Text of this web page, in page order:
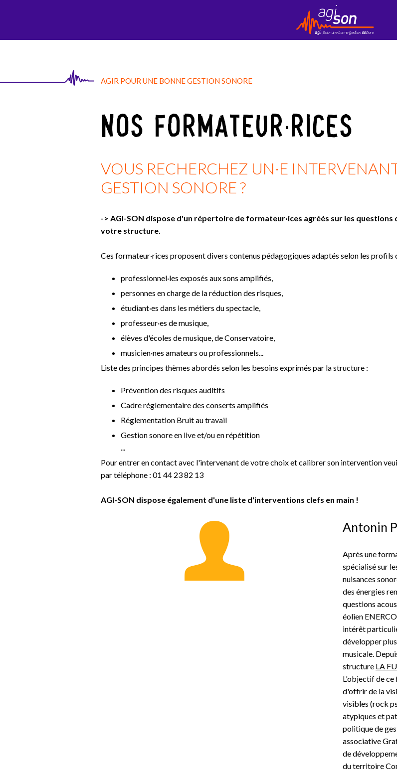
Contact
AGIR POUR UNE BONNE GESTION SONORE
NOS FORMATEUR·RICES
VOUS RECHERCHEZ UN·E
GESTION SONORE ?
-> AGI-SON dispose d'un répertoire de formateur·ices agréés sur les
votre structure.
Ces formateur·rices proposent divers contenus pédagogiques adaptés selon les profils
professionnel·les exposés aux sons amplifiés,
personnes en charge de la réduction des risques,
étudiant·es dans les métiers du spectacle,
professeur·es de musique,
élèves d'écoles de musique, de Conservatoire,
musicien·nes amateurs ou professionnels...
Liste des principes thèmes abordés selon les besoins exprimés par la structure :
Prévention des risques auditifs
Cadre réglementaire des conserts amplifiés
Réglementation Bruit au travail
Gestion sonore en live et/ou en répétition
...
Pour entrer en contact avec l'intervenant de votre choix et calibrer son intervention
par téléphone : 01 44 23 82 13
AGI-SON dispose également d'une liste d'interventions clefs en main !
Antonin
Après une
spécialisé sur
nuisances
des énergies
questions
éolien
intérêt
développer
musicale.
structure LA
L'objectif de ce
d'offrir de la
visibles (rock
atypiques et
politique de
associative
de
du territoire